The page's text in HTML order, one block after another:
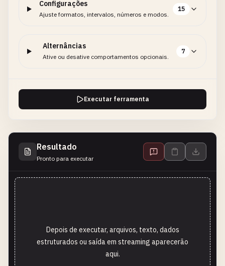
Configurações
Ajuste formatos, intervalos, números e modos.
15
Alternâncias
Ative ou desative comportamentos opcionais.
7
Executar ferramenta
Resultado
Pronto para executar
Depois de executar, arquivos, texto, dados
estruturados ou saída em streaming aparecerão
aqui.